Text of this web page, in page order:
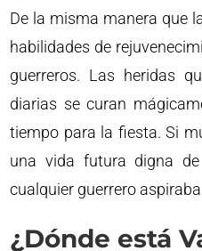
De la misma manera que
habilidades de
guerreros. Las heridas
diarias se curan
tiempo para la fiesta. Si
una vida futura digna
cualquier guerrero
¿Dónde está